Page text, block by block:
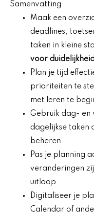
Samenvatting
Maak een
deadlines,
taken in kleine
voor duidelijkheid
Plan je tijd
prioriteiten te
met leren te
Gebruik dag- en
dagelijkse taken
beheren.
Pas je planning
veranderingen
uitloop.
Digitaliseer je
Calendar of